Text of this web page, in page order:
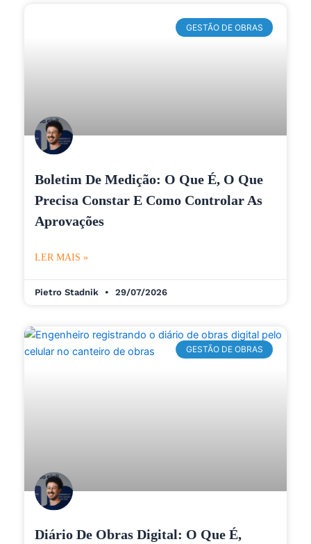
GESTÃO DE OBRAS
Boletim De Medição: O Que É, O Que
Precisa Constar E Como Controlar As
Aprovações
LER MAIS »
Pietro Stadnik 29/07/2026
GESTÃO DE OBRAS
Diário De Obras Digital: O Que É,